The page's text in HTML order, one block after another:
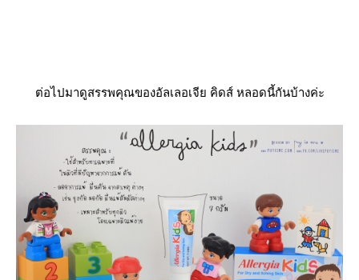
ต่อไปมาดูสรรพคุณของอัลเลอเจีย คิดส์ หลอดนี้กันบ้างค่ะ